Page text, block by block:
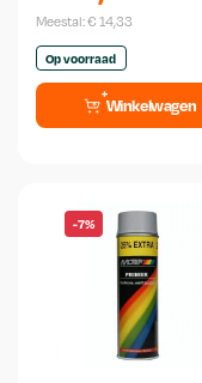
Meestal:€ 14,33
Op voorraad
Winkelwagen
-7%